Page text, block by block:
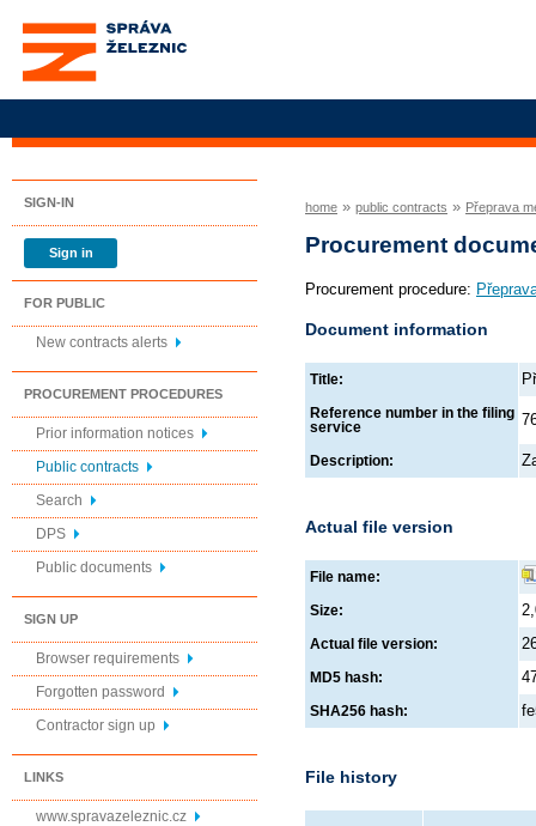
Správa železnic, státní
organizace
SIGN-IN
Sign in
FOR PUBLIC
New contracts alerts
PROCUREMENT PROCEDURES
Prior information notices
Public contracts
Search
DPS
Public documents
SIGN UP
Browser requirements
Forgotten password
Contractor sign up
LINKS
www.spravazeleznic.cz
home » public contracts » Přeprava
Procurement
Procurement procedure:
Document information
Title:
Reference number in the filing
service
Description:
Actual file version
File name:
Size:
Actual file version:
MD5 hash:
SHA256 hash:
File history